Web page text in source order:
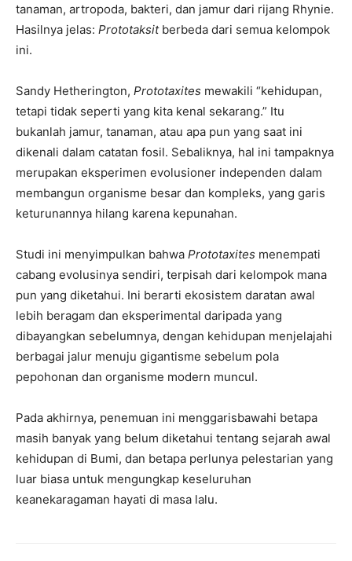
tanaman, artropoda, bakteri, dan jamur dari rijang Rhynie.
Hasilnya jelas: Prototaksitberbeda dari semua kelompok
ini.
Sandy Hetherington, Prototaxites mewakili “kehidupan,
tetapi tidak seperti yang kita kenal sekarang.” Itu
bukanlah jamur, tanaman, atau apa pun yang saat ini
dikenali dalam catatan fosil. Sebaliknya, hal ini tampaknya
merupakan eksperimen evolusioner independen dalam
membangun organisme besar dan kompleks, yang garis
keturunannya hilang karena kepunahan.
Studi ini menyimpulkan bahwa Prototaxites menempati
cabang evolusinya sendiri, terpisah dari kelompok mana
pun yang diketahui. Ini berarti ekosistem daratan awal
lebih beragam dan eksperimental daripada yang
dibayangkan sebelumnya, dengan kehidupan menjelajahi
berbagai jalur menuju gigantisme sebelum pola
pepohonan dan organisme modern muncul.
Pada akhirnya, penemuan ini menggarisbawahi betapa
masih banyak yang belum diketahui tentang sejarah awal
kehidupan di Bumi, dan betapa perlunya pelestarian yang
luar biasa untuk mengungkap keseluruhan
keanekaragaman hayati di masa lalu.